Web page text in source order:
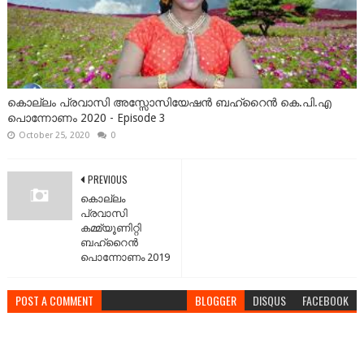
കൊല്ലം പ്രവാസി അസ്സോസിയേഷൻ ബഹ്‌റൈൻ കെ.പി.എ
പൊന്നോണം 2020 - Episode 3
October 25, 2020 0
PREVIOUS
കൊല്ലം
പ്രവാസി
കമ്മ്യൂണിറ്റി
ബഹ്‌റൈൻ
പൊന്നോണം 2019
POST A COMMENT BLOGGER DISQUS FACEBOOK